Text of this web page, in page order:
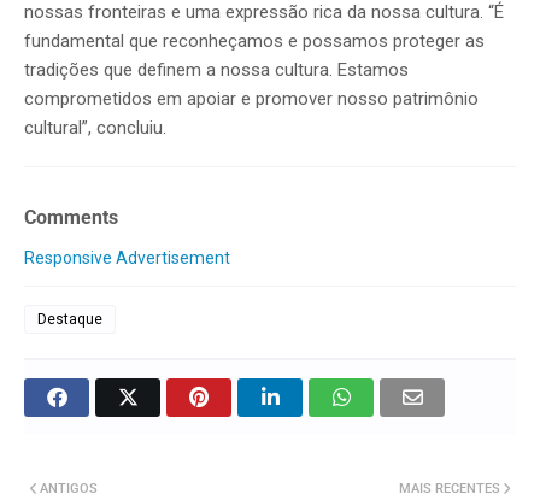
nossas fronteiras e uma expressão rica da nossa cultura. “É
fundamental que reconheçamos e possamos proteger as
tradições que definem a nossa cultura. Estamos
comprometidos em apoiar e promover nosso patrimônio
cultural”, concluiu.
Comments
Responsive Advertisement
Destaque
MAIS RECENTES
ANTIGOS